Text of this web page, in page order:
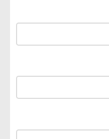
موقعه الإلكتروني
في مصر
لدعم توسع